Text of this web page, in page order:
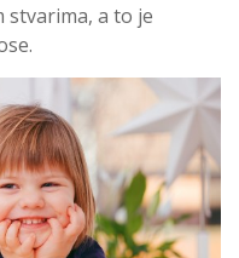
stvarima, a to je